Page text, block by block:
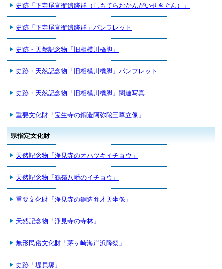
史跡「下寺尾官衙遺跡群（しもてらおかんがいせきぐん）」
史跡「下寺尾官衙遺跡群」パンフレット
史跡・天然記念物「旧相模川橋脚」
史跡・天然記念物「旧相模川橋脚」パンフレット
史跡・天然記念物「旧相模川橋脚」関連写真
重要文化財「宝生寺の銅造阿弥陀三尊立像」
県指定文化財
天然記念物「浄見寺のオハツキイチョウ」
天然記念物「鶴嶺八幡のイチョウ」
重要文化財「浄見寺の銅造弁才天坐像」
天然記念物「浄見寺の寺林」
無形民俗文化財「茅ヶ崎海岸浜降祭」
史跡「堤貝塚」